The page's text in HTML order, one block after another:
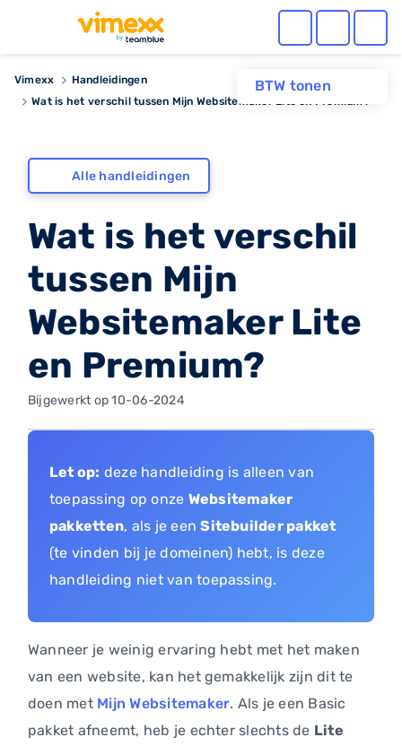
BTW tonen
Vimexx
Handleidingen
Wat is het verschil tussen Mijn Websitemaker Lite en Premium?
Alle handleidingen
Wat is het verschil
tussen Mijn
Websitemaker Lite
en Premium?
Bijgewerkt op 10-06-2024
Let op: deze handleiding is alleen van
toepassing op onze Websitemaker
pakketten, als je eenSitebuilder pakket
(te vinden bij je domeinen) hebt, is deze
handleiding niet van toepassing.
Wanneer je weinig ervaring hebt met het maken
van een website, kan het gemakkelijk zijn dit te
doen met Mijn Websitemaker. Als je een Basic
pakket afneemt, heb je echter slechts de Lite